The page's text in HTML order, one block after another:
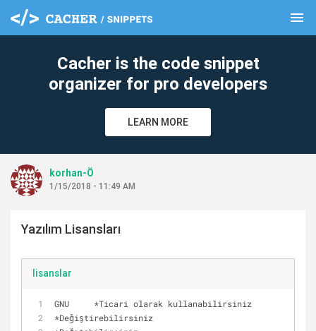
menu
Cacher is the code snippet
organizer for pro developers
LEARN MORE
korhan-Ö
1/15/2018 - 11:49 AM
Yazılım Lisansları
lisanslar
*Ticari olarak kullanabilirsiniz
*Değiştirebilirsiniz
clear